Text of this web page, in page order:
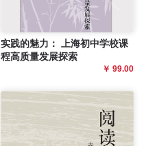
实践的魅力： 上海初中学校课
程高质量发展探索
￥ 99.00